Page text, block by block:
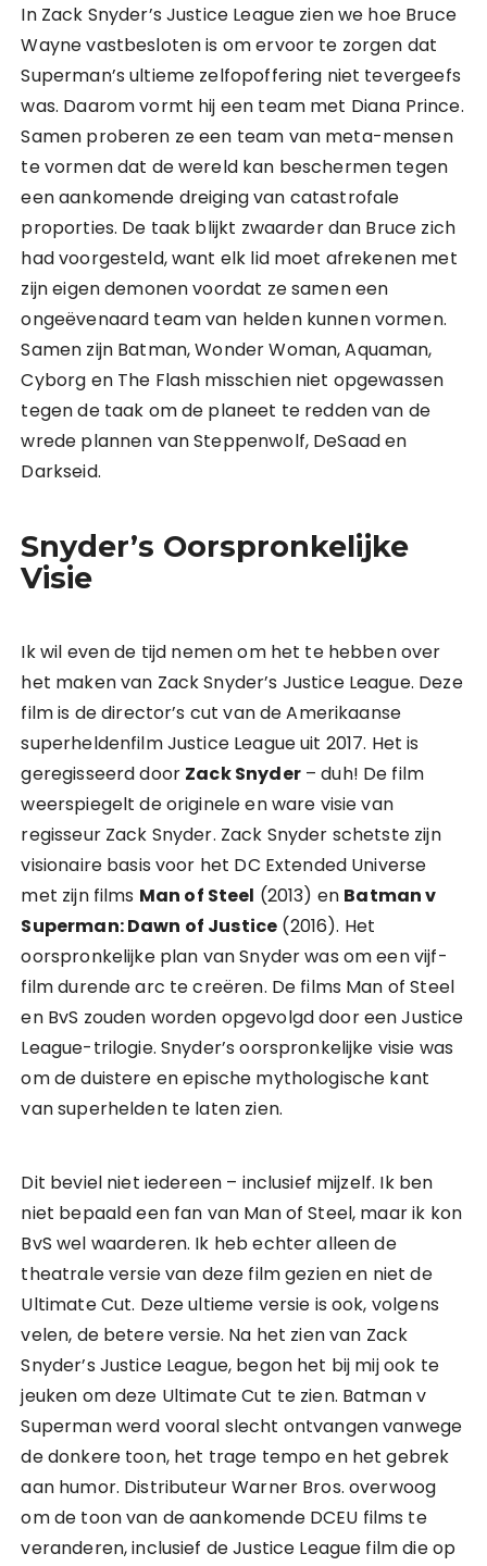
In Zack Snyder’s Justice League zien we hoe Bruce
Wayne vastbesloten is om ervoor te zorgen dat
Superman’s ultieme zelfopoffering niet tevergeefs
was. Daarom vormt hij een team met Diana Prince.
Samen proberen ze een team van meta-mensen
te vormen dat de wereld kan beschermen tegen
een aankomende dreiging van catastrofale
proporties. De taak blijkt zwaarder dan Bruce zich
had voorgesteld, want elk lid moet afrekenen met
zijn eigen demonen voordat ze samen een
ongeëvenaard team van helden kunnen vormen.
Samen zijn Batman, Wonder Woman, Aquaman,
Cyborg en The Flash misschien niet opgewassen
tegen de taak om de planeet te redden van de
wrede plannen van Steppenwolf, DeSaad en
Darkseid.
Snyder’s Oorspronkelijke
Visie
Ik wil even de tijd nemen om het te hebben over
het maken van Zack Snyder’s Justice League. Deze
film is de director’s cut van de Amerikaanse
superheldenfilm Justice League uit 2017. Het is
geregisseerd door Zack Snyder– duh! De film
weerspiegelt de originele en ware visie van
regisseur Zack Snyder. Zack Snyder schetste zijn
visionaire basis voor het DC Extended Universe
met zijn films Man of Steel (2013) en Batman v
Superman: Dawn of Justice (2016). Het
oorspronkelijke plan van Snyder was om een vijf-
film durende arc te creëren. De films Man of Steel
en BvS zouden worden opgevolgd door een Justice
League-trilogie. Snyder’s oorspronkelijke visie was
om de duistere en epische mythologische kant
van superhelden te laten zien.
Dit beviel niet iedereen – inclusief mijzelf. Ik ben
niet bepaald een fan van Man of Steel, maar ik kon
BvS wel waarderen. Ik heb echter alleen de
theatrale versie van deze film gezien en niet de
Ultimate Cut. Deze ultieme versie is ook, volgens
velen, de betere versie. Na het zien van Zack
Snyder’s Justice League, begon het bij mij ook te
jeuken om deze Ultimate Cut te zien. Batman v
Superman werd vooral slecht ontvangen vanwege
de donkere toon, het trage tempo en het gebrek
aan humor. Distributeur Warner Bros. overwoog
om de toon van de aankomende DCEU films te
veranderen, inclusief de Justice League film die op